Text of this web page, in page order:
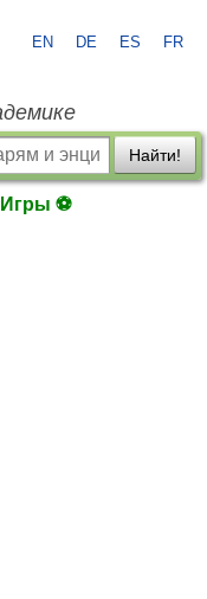
EN DE ES FR
Найти!
Игры ⚽